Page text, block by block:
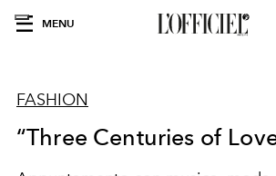
MENU
FASHION
“Three Centuries of